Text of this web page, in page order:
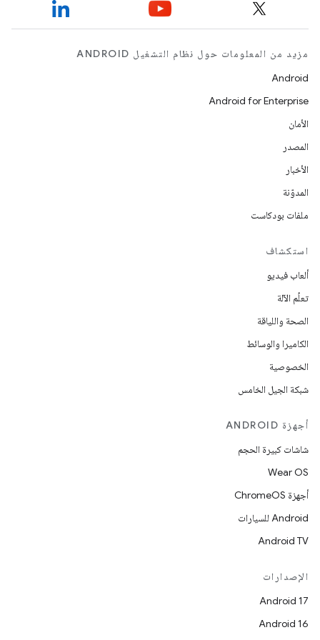
مزيد من المعلومات حول نظام التشغيل ANDROID
Android
Android for Enterprise
الأمان
المصدر
الأخبار
المدوّنة
ملفات بودكاست
استكشاف
ألعاب فيديو
تعلُم الآلة
الصحة واللياقة
الكاميرا والوسائط
الخصوصية
شبكة الجيل الخامس
أجهزة ANDROID
شاشات كبيرة الحجم
Wear OS
أجهزة ChromeOS
Android للسيارات
Android TV
الإصدارات
Android 17
Android 16